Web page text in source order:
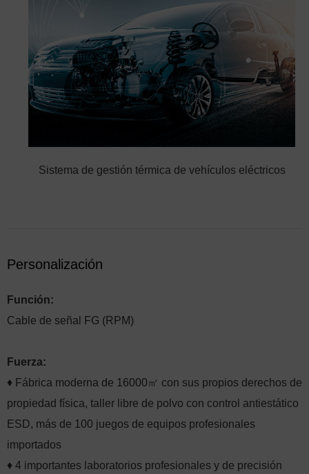
Sistema de gestión térmica de vehículos eléctricos
Personalización
Función:
Cable de señal FG (RPM)
Fuerza:
♦ Fábrica moderna de 16000㎡ con sus propios derechos de
propiedad física, taller libre de polvo con control antiestático
ESD, más de 100 juegos de equipos profesionales
importados
♦ 4 importantes laboratorios profesionales y de precisión